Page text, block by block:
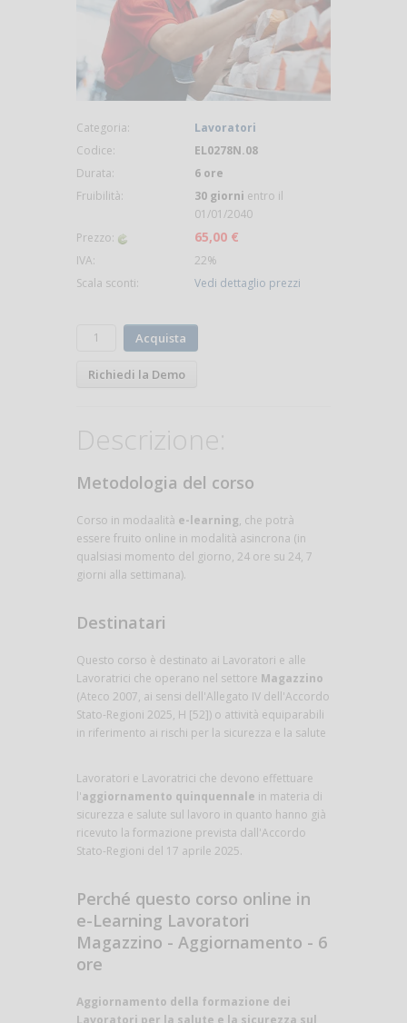
Categoria:
Lavoratori
Codice:
EL0278N.08
Durata:
6 ore
Fruibilità:
30 giorni entro il
01/01/2040
Prezzo:
65,00 €
IVA:
22%
Scala sconti:
Vedi dettaglio prezzi
Acquista
Richiedi la Demo
Descrizione:
Metodologia del corso
Corso in modaalità e-learning, che potrà
essere fruito online in modalità asincrona (in
qualsiasi momento del giorno, 24 ore su 24, 7
giorni alla settimana).
Destinatari
Questo corso è destinato ai Lavoratori e alle
Lavoratrici che operano nel settore Magazzino
(Ateco 2007, ai sensi dell'Allegato IV dell'Accordo
Stato-Regioni 2025, H [52]) o attività equiparabili
in riferimento ai rischi per la sicurezza e la salute
Lavoratori e Lavoratrici che devono effettuare
l'aggiornamento quinquennale in materia di
sicurezza e salute sul lavoro in quanto hanno già
ricevuto la formazione prevista dall'Accordo
Stato-Regioni del 17 aprile 2025.
Perché questo corso online in
e-Learning Lavoratori
Magazzino - Aggiornamento - 6
ore
Aggiornamento della formazione dei